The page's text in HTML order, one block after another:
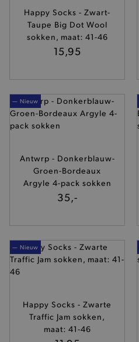
Happy Socks - Zwart-
Taupe Big Dot Wool
sokken, maat: 41-46
15,95
— Nieuw
Antwrp - Donkerblauw-
Groen-Bordeaux
Argyle 4-pack sokken
35,-
— Nieuw
Happy Socks - Zwarte
Traffic Jam sokken,
maat: 41-46